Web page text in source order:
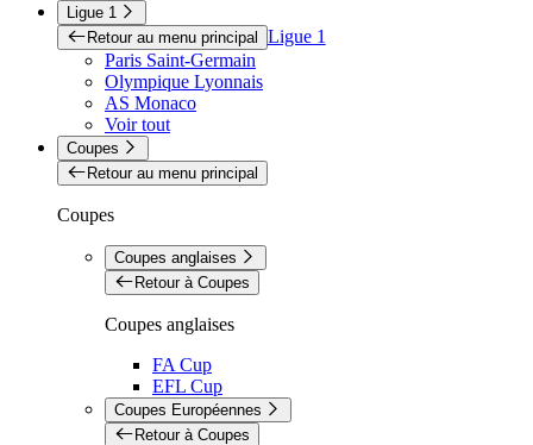
Ligue 1
Retour au menu principal Ligue 1
Paris Saint-Germain
Olympique Lyonnais
AS Monaco
Voir tout
Coupes
Retour au menu principal
Coupes
Coupes anglaises
Retour à Coupes
Coupes anglaises
FA Cup
EFL Cup
Coupes Européennes
Retour à Coupes